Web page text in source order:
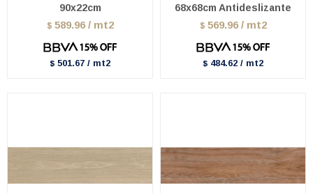
90x22cm
$ 589.96 / mt2
$ 501.67 / mt2
68x68cm Antideslizante
$ 569.96 / mt2
$ 484.62 / mt2